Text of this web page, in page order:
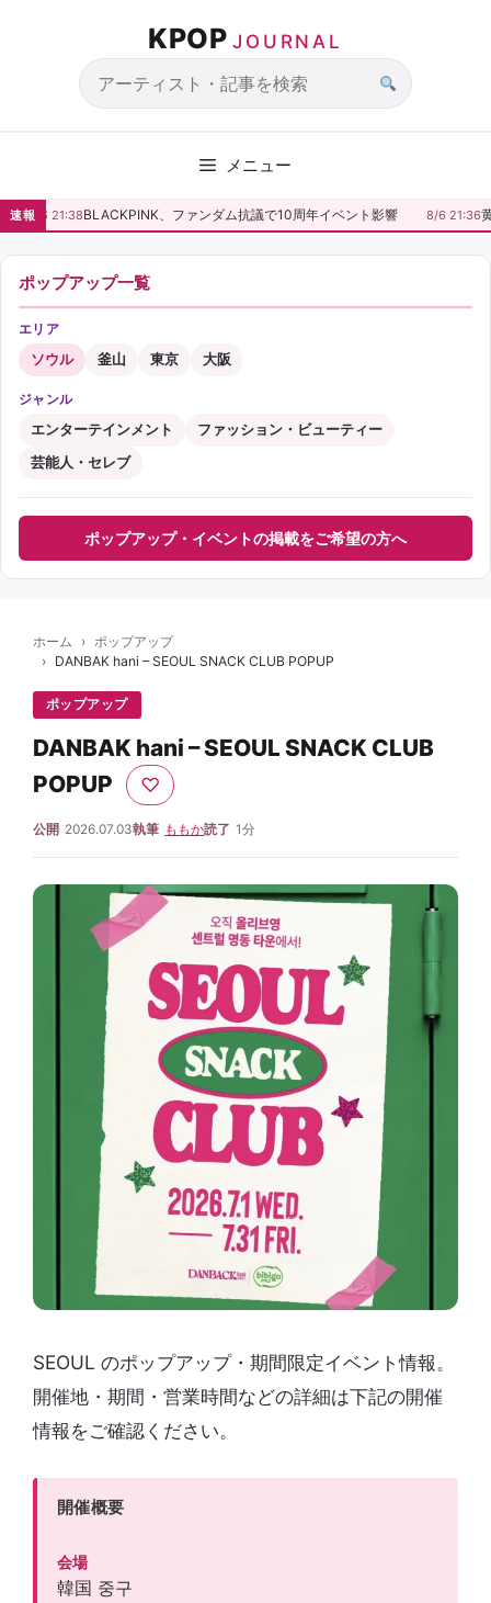
キ
ッ
プ
KPOP JOURNAL
サ
検
索
メニュー
速報8/6 21:38BLACKPINK、ファンダム抗議で10周年イベント影響 8/6 21:36
ポップアップ一覧
エリア
ソウル 釜山 東京 大阪
ジャンル
エンターテインメント
ファッション・ビューティー
芸能人・セレブ
ポップアップ・イベントの掲載をご希望の方へ
ホーム
ポップアップ
DANBAK hani – SEOUL SNACK CLUB POPUP
ポップアップ
DANBAK hani – SEOUL SNACK CLUB
POPUP
♡
公開 2026.07.03執筆 ももか読了 1分
SEOUL のポップアップ・期間限定イベント情報。
開催地・期間・営業時間などの詳細は下記の開催
情報をご確認ください。
開催概要
会場
韓国 중구